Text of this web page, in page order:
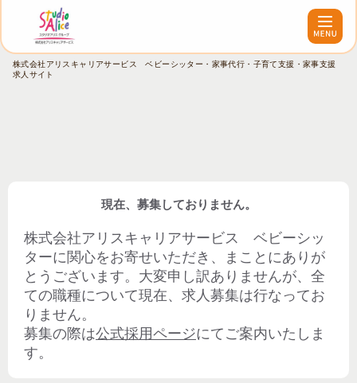
株式会社アリスキャリアサービス ベビーシッター・家事代行・子育て支援・家事支援
求人サイト
現在、募集しておりません。
株式会社アリスキャリアサービス ベビーシッ
ターに関心をお寄せいただき、まことにありが
とうございます。大変申し訳ありませんが、全
ての職種について現在、求人募集は行なってお
りません。
募集の際は公式採用ページにてご案内いたしま
す。